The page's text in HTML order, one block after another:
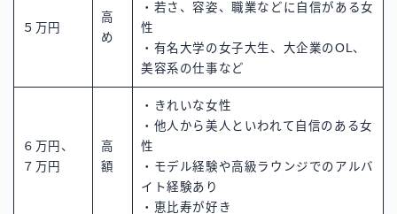
５万円
高
め
・若さ、容姿、職業などに自信がある女
性
・有名大学の女子大生、大企業のOL、
美容系の仕事など
６万円、
７万円
高
額
・きれいな女性
・他人から美人といわれて自信のある女
性
・モデル経験や高級ラウンジでのアルバ
イト経験あり
・恵比寿が好き